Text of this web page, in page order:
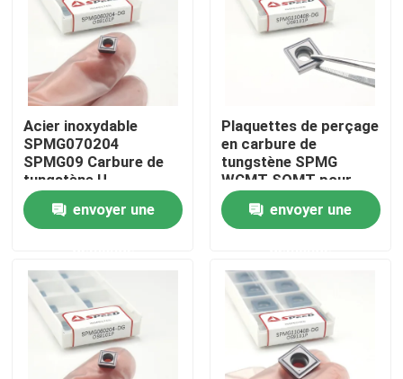
Aperçu
Produits
Acier inoxydable
SPMG070204
SPMG09 Carbure de
tungstène U
envoyer une
Plaquettes de perçage
en carbure de
tungstène SPMG
WCMT SOMT pour
fraise
envoyer une